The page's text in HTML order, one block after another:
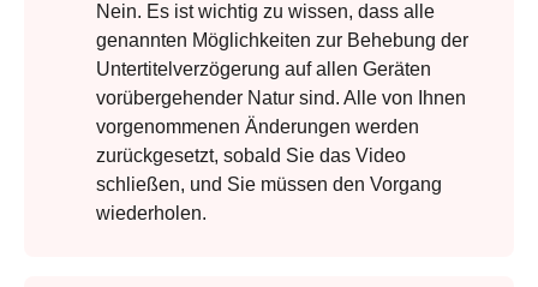
Schritt 4.
Nein. Es ist wichtig zu wissen, dass alle
genannten Möglichkeiten zur Behebung der
Untertitelverzögerung auf allen Geräten
vorübergehender Natur sind. Alle von Ihnen
vorgenommenen Änderungen werden
zurückgesetzt, sobald Sie das Video
schließen, und Sie müssen den Vorgang
wiederholen.